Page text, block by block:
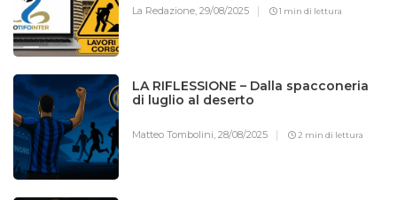
La Redazione,29/08/2025 1 min di lettura
LA RIFLESSIONE – Dalla spacconeria
di luglio al deserto
Matteo Tombolini,28/08/2025 2 min di lettura